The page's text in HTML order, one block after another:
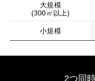
大規模
(300㎡以上)
小規模
2つ同
0
1